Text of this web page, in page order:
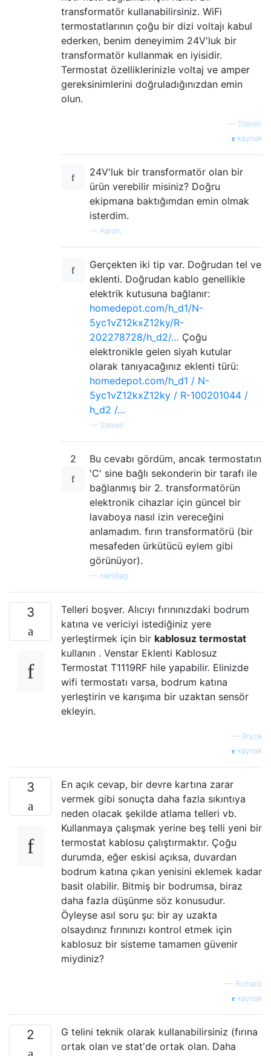
transformatör kullanabilirsiniz. WiFi
termostatlarının çoğu bir dizi voltajı kabul
ederken, benim deneyimim 24V'luk bir
transformatör kullanmak en iyisidir.
Termostat özelliklerinizle voltaj ve amper
gereksinimlerini doğruladığınızdan emin
olun.
— Steven
kaynak
24V'luk bir transformatör olan bir
ürün verebilir misiniz? Doğru
ekipmana baktığımdan emin olmak
isterdim.
— Aaron,
Gerçekten iki tip var. Doğrudan tel ve
eklenti. Doğrudan kablo genellikle
elektrik kutusuna bağlanır:
homedepot.com/h_d1/N-
5yc1vZ12kxZ12ky/R-
202278728/h_d2/… Çoğu
elektronikle gelen siyah kutular
olarak tanıyacağınız eklenti türü:
homedepot.com/h_d1 / N-
5yc1vZ12kxZ12ky / R-100201044 /
h_d2 /…
— Steven
2
Bu cevabı gördüm, ancak termostatın
'C' sine bağlı sekonderin bir tarafı ile
bağlanmış bir 2. transformatörün
elektronik cihazlar için güncel bir
lavaboya nasıl izin vereceğini
anlamadım. fırın transformatörü (bir
mesafeden ürkütücü eylem gibi
görünüyor).
— HerrBag
3
Telleri boşver. Alıcıyı fırınınızdaki bodrum
katına ve vericiyi istediğiniz yere
yerleştirmek için bir kablosuz termostat
kullanın . Venstar Eklenti Kablosuz
Termostat T1119RF hile yapabilir. Elinizde
wifi termostatı varsa, bodrum katına
yerleştirin ve karışıma bir uzaktan sensör
ekleyin.
— Bryce
kaynak
3
En açık cevap, bir devre kartına zarar
vermek gibi sonuçta daha fazla sıkıntıya
neden olacak şekilde atlama telleri vb.
Kullanmaya çalışmak yerine beş telli yeni bir
termostat kablosu çalıştırmaktır. Çoğu
durumda, eğer eskisi açıksa, duvardan
bodrum katına çıkan yenisini eklemek kadar
basit olabilir. Bitmiş bir bodrumsa, biraz
daha fazla düşünme söz konusudur.
Öyleyse asıl soru şu: bir ay uzakta
olsaydınız fırınınızı kontrol etmek için
kablosuz bir sisteme tamamen güvenir
miydiniz?
— Richard
kaynak
2
G telini teknik olarak kullanabilirsiniz (fırına
ortak olan ve stat'de ortak olan. Daha